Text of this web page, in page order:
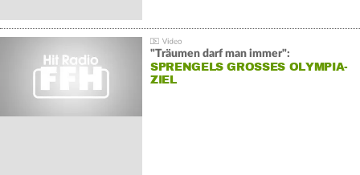
"Träumen darf man immer":
SPRENGELS GROSSES OLYMPIA-Z
IEL